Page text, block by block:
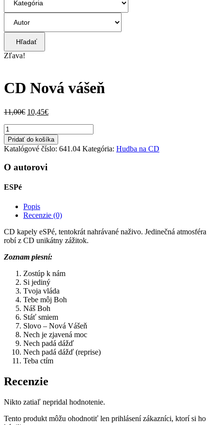
Hľadať
Zľava!
CD Nová vášeň
11,00€ Pôvodná
11,00€.
10,45€Aktuálna
10,45€.
množstvo
CD
Nová
vášeň
Pridať do košíka
Katalógové číslo: 641.04 Kategória: Hudba na CD
O autorovi
ESPé
Popis
Recenzie (0)
CD kapely eSPé, tentokrát nahrávané naživo. Jedinečná atmosféra
robí z CD unikátny zážitok.
Zoznam piesní:
Zostúp k nám
Si jediný
Tvoja vláda
Tebe môj Boh
Náš Boh
Stáť smiem
Slovo – Nová Vášeň
Nech je zjavená moc
Nech padá dážď
Nech padá dážď (reprise)
Teba ctím
Recenzie
Nikto zatiaľ nepridal hodnotenie.
Tento produkt môžu ohodnotiť len prihlásení zákazníci, ktorí si ho